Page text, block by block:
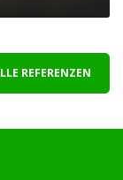
REFERENZEN